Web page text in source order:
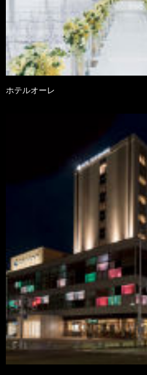
ホテルオーレ